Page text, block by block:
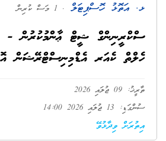
ޅ. އަތޮޅު ހޮސްޕިޓަލް . 1 މަސް ކުރިން
ސްކްރީނިންގް ޝީޓް ޢާންމުކުރުން
ހެލްތް ކެއަރ އެޑްމިނިސްޓްރޭޝަން
ތާރީޚު: 09 ޖުލައި 2026
ސުންގަޑި: 13 ޖުލައި 2026 14:00
އިތުރަށް ވިދާޅުވޭ